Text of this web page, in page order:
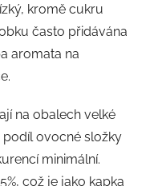
kromě cukru
často přidávána
aromata na
na obalech velké
ovocné složky
minimální.
což je jako kapka